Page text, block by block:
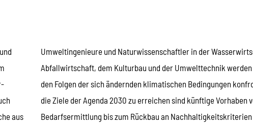
aus
Umweltingenieure und Naturwissenschaftler in der
Abfallwirtschaft, dem Kulturbau und der Umwelttechnik
den Folgen der sich ändernden klimatischen Bedingungen
die Ziele der Agenda 2030 zu erreichen sind künftige Vorhaben
Bedarfsermittlung bis zum Rückbau an Nachhaltigkeitskriterien